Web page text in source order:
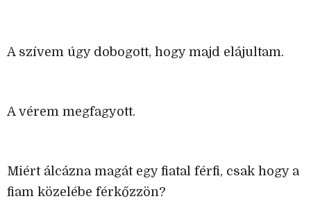
A szívem úgy dobogott, hogy majd elájultam.
A vérem megfagyott.
Miért álcázna magát egy fiatal férfi, csak hogy a
fiam közelébe férkőzzön?